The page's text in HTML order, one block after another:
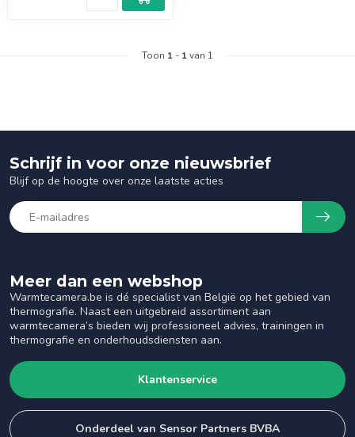
Toon 1 - 1van 1
Meer dan een webshop
Warmtecamera.be is dé specialist van België op het gebied van
thermografie. Naast een uitgebreid assortiment aan
warmtecamera’s bieden wij professioneel advies, trainingen in
thermografie en onderhoudsdiensten aan.
Klantenservice
Onderdeel van Sensor Partners BVBA
Schrijf in voor onze nieuwsbrief
Blijf op de hoogte over onze laatste acties